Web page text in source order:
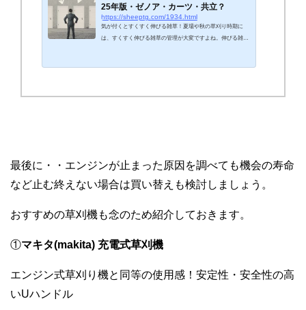
25年版・ゼノア・カーツ・共立？
https://sheeptg.com/1934.html
気が付くとすくすく伸びる雑草！夏場や秋の草刈り時期に
は、すくすく伸びる雑草の管理が大変ですよね。伸びる雑草
新情報を紹介していきます。気になる、草刈り機エンジンが
最後に・・エンジンが止まった原因を調べても機会の寿命
など止む終えない場合は買い替えも検討しましょう。
おすすめの草刈機も念のため紹介しておきます。
①マキタ(makita) 充電式草刈機
エンジン式草刈り機と同等の使用感！安定性・安全性の高
いUハンドル